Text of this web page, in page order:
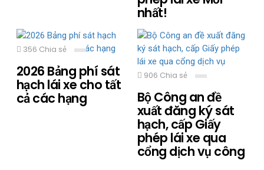
nhất!
356 Chia sẻ
2026 Bảng phí sát
hạch lái xe cho tất
cả các hạng
906 Chia sẻ
Bộ Công an đề
xuất đăng ký sát
hạch, cấp Giấy
phép lái xe qua
cổng dịch vụ công